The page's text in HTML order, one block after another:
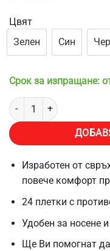
Цвят
Зелен
Син
Срок за изпращане:
количество за
Изработен от
повече комфорт
24 плетки с
Удобен за носене
Ще Ви помогнат да